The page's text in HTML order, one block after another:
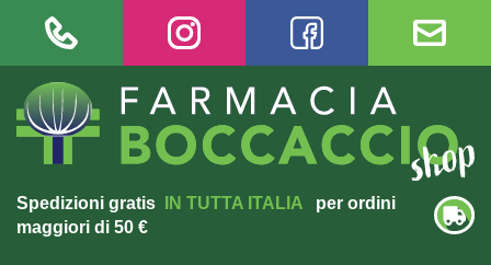
Spedizioni gratis IN TUTTA ITALIA
per ordini
maggiori di 50 €